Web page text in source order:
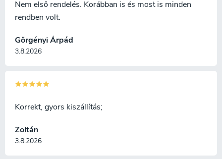
termékfotótól. A fa tervezése
és textúrája darabonként
kivitelezése eredeti .
Görgényi Árpád
3.8.2026
Nem első rendelés. Korábban is és most is minden
rendben volt.
Zoltán
3.8.2026
Korrekt, gyors kiszállítás;